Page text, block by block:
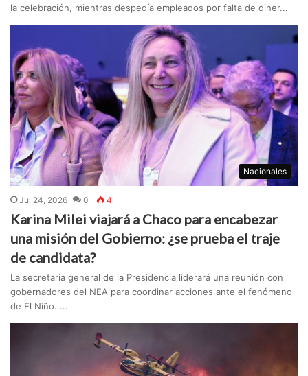
la celebración, mientras despedía empleados por falta de diner...
Nacionales
Jul 24, 2026 0 4
Karina Milei viajará a Chaco para encabezar
una misión del Gobierno: ¿se prueba el traje
de candidata?
La secretaria general de la Presidencia liderará una reunión con
gobernadores del NEA para coordinar acciones ante el fenómeno
de El Niño. ...